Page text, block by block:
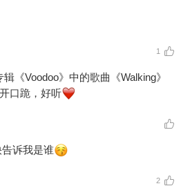
1
《Voodoo》中的歌曲《Walking》
口跪，好听
诉我是谁
2